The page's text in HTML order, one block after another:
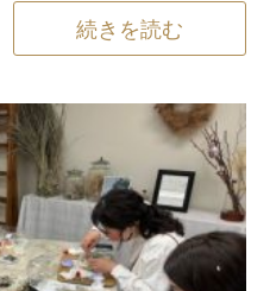
続きを読む